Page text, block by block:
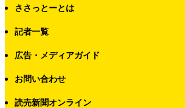
ささっとーとは
記者一覧
広告・メディアガイド
お問い合わせ
読売新聞オンライン